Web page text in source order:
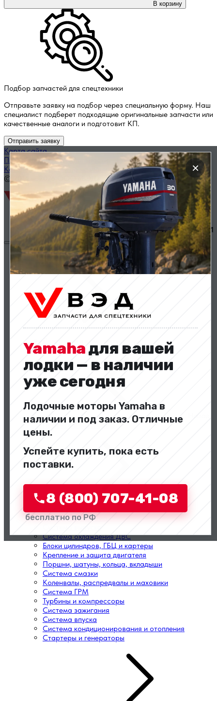
В корзину
Подбор запчастей для спецтехники
Отправьте заявку на подбор через специальную форму. Наш
специалист подберет подходящие оригинальные запчасти или
качественные аналоги и подготовит КП.
Отправить заявку
×
Yamahaдля вашей
лодки — в наличии
уже сегодня
Лодочные моторы Yamaha в
наличии и под заказ. Отличные
цены.
Успейте купить, пока есть
поставки.
8 (800) 707-41-08
бесплатно по РФ
Карта сайта
Политика конфиденциальности
Каталог запчастей по названию
© 2014 — 2026 ООО «ВЭД»
Двигатели и комплектующие
Двигатели и комплектующие
Перейти в категорию
Топливная система
Система охлаждения ДВС
Блоки цилиндров, ГБЦ и картеры
Крепление и защита двигателя
Поршни, шатуны, кольца, вкладыши
Система смазки
Коленвалы, распредвалы и маховики
Система ГРМ
Турбины и компрессоры
Система зажигания
Система впуска
Система кондиционирования и отопления
Стартеры и генераторы